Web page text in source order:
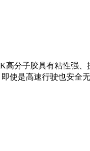
高分子胶具有粘性强、
使是高速行驶也安全无